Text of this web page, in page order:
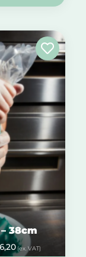
38cm
6,20 (ex. VAT)